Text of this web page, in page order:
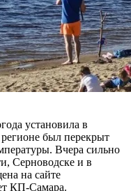
установила в
был перекрыт
Вчера сильно
Серноводске и в
на сайте
КП-Самара.